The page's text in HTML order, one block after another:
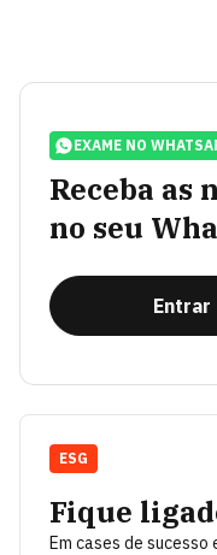
EXAME NO
Receba as
no seu
Entrar
Fique
Em cases de sucesso
ESG